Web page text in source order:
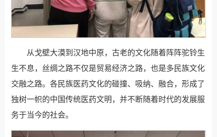
从戈壁大漠到汉地中原，古老的文化随着阵阵驼铃生
生不息，丝绸之路不仅是贸易经济之路，也是多民族文化
交融之路。各民族医药文化的碰撞、吸纳、融合，形成了
独树一帜的中国传统医药文明，并不断随着时代的发展服
务于当今的社会。